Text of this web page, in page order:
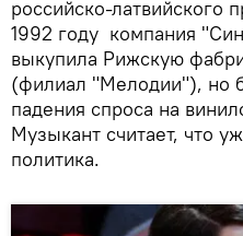
российско-латвийского
1992 году компания
выкупила Рижскую
(филиал "Мелодии"), но
падения спроса на
Музыкант считает, что
политика.